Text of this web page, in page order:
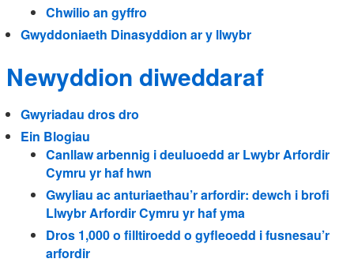
Chwilio an gyffro
Gwyddoniaeth Dinasyddion ar y llwybr
Newyddion diweddaraf
Gwyriadau dros dro
Ein Blogiau
Canllaw arbennig i deuluoedd ar Lwybr Arfordir
Cymru yr haf hwn
Gwyliau ac anturiaethau’r arfordir: dewch i brofi
Llwybr Arfordir Cymru yr haf yma
Dros 1,000 o filltiroedd o gyfleoedd i fusnesau’r
arfordir